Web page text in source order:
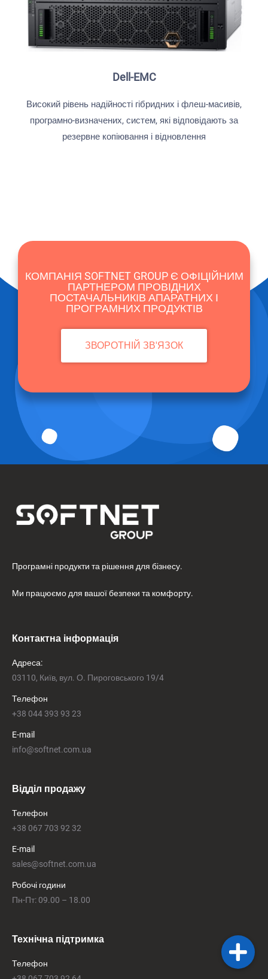
Dell-EMC
Високий рівень надійності гібридних і флеш-масивів,
програмно-визначених, систем, які відповідають за
резервне копіювання і відновлення
КОМПАНІЯ SOFTNET GROUP Є ОФІЦІЙНИМ
ПАРТНЕРОМ ПРОВІДНИХ
ПОСТАЧАЛЬНИКІВ АПАРАТНИХ І
ПРОГРАМНИХ ПРОДУКТІВ
ЗВОРОТНІЙ ЗВ'ЯЗОК
Програмні продукти та рішення для бізнесу.
Ми працюємо для вашої безпеки та комфорту.
Контактна інформація
Адреса:
03110, Київ, вул. О. Пироговського 19/4
Телефон
+38 044 393 93 23
E-mail
info@softnet.com.ua
Відділ продажу
Телефон
+38 067 703 92 32
E-mail
sales@softnet.com.ua
Робочі години
Пн-Пт: 09.00 – 18.00
Технічна підтримка
Телефон